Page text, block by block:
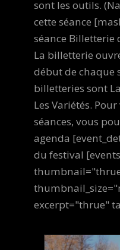
sont les outils.
cette séance
séance Billetterie
La billetterie
début de chaque
billetteries sont
Les Variétés.
séances, vous
agenda
du festival
excerpt="thrue"